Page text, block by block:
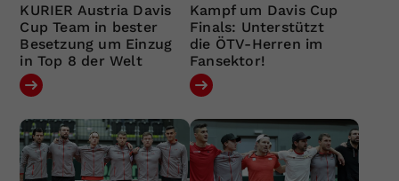
KURIER Austria Davis
Cup Team in bester
Besetzung um Einzug
in Top 8 der Welt
Kampf um Davis Cup
Finals: Unterstützt
die ÖTV-Herren im
Fansektor!